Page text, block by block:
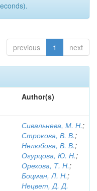
previous 1 next
Author(s)
Сивальнева, М. Н.;
Строкова, В. В.;
Нелюбова, В. В.;
Огурцова, Ю. Н.;
Орехова, Т. Н.;
Боцман, Л. Н.;
Нецвет, Д. Д.